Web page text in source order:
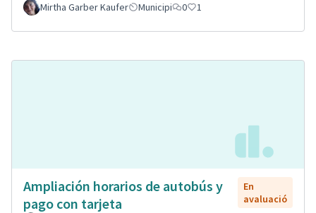
Mirtha Garber Kaufer
Municipi 0 1
Ampliación horarios de autobús y
pago con tarjeta
En
avaluació